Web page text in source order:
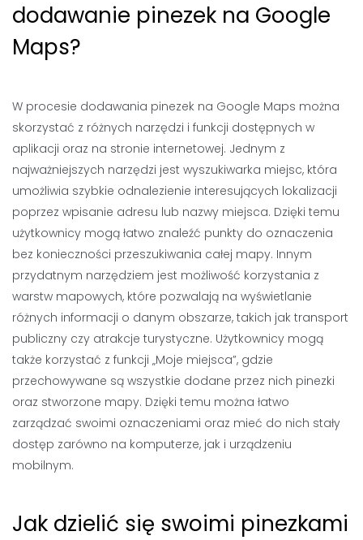
dodawanie pinezek na Google
Maps?
W procesie dodawania pinezek na Google Maps można
skorzystać z różnych narzędzi i funkcji dostępnych w
aplikacji oraz na stronie internetowej. Jednym z
najważniejszych narzędzi jest wyszukiwarka miejsc, która
umożliwia szybkie odnalezienie interesujących lokalizacji
poprzez wpisanie adresu lub nazwy miejsca. Dzięki temu
użytkownicy mogą łatwo znaleźć punkty do oznaczenia
bez konieczności przeszukiwania całej mapy. Innym
przydatnym narzędziem jest możliwość korzystania z
warstw mapowych, które pozwalają na wyświetlanie
różnych informacji o danym obszarze, takich jak transport
publiczny czy atrakcje turystyczne. Użytkownicy mogą
także korzystać z funkcji „Moje miejsca”, gdzie
przechowywane są wszystkie dodane przez nich pinezki
oraz stworzone mapy. Dzięki temu można łatwo
zarządzać swoimi oznaczeniami oraz mieć do nich stały
dostęp zarówno na komputerze, jak i urządzeniu
mobilnym.
Jak dzielić się swoimi pinezkami